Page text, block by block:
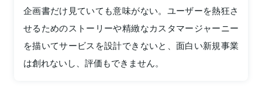
企画書だけ見ていても意味がない。ユーザーを熱狂さ
せるためのストーリーや精緻なカスタマージャーニー
を描いてサービスを設計できないと、面白い新規事業
は創れないし、評価もできません。